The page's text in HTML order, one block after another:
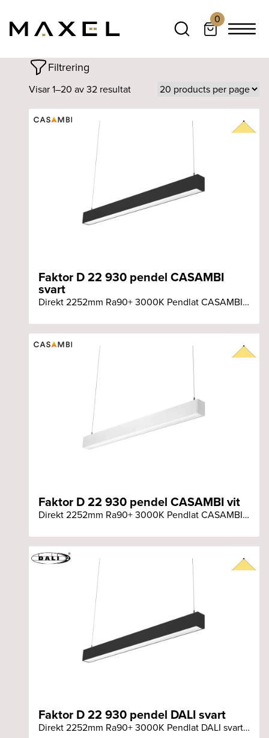
0
Filtrering
Visar 1–20 av 32 resultat
Faktor D 22 930 pendel CASAMBI
svart
Direkt 2252mm Ra90+ 3000K Pendlat CASAMBI svart armatur
Faktor D 22 930 pendel CASAMBI vit
Direkt 2252mm Ra90+ 3000K Pendlat CASAMBI vit armatur
Faktor D 22 930 pendel DALI svart
Direkt 2252mm Ra90+ 3000K Pendlat DALI svart armatur